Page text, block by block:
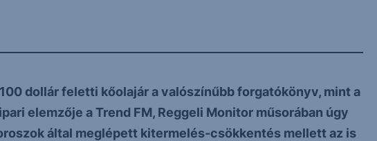
dollár feletti kőolajár a valószínűbb forgatókönyv, mint a
elemzője a Trend FM, Reggeli Monitor műsorában úgy
által meglépett kitermelés-csökkentés mellett az is